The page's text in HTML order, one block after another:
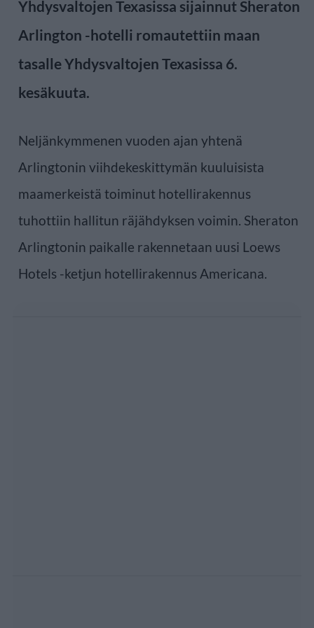
Yhdysvaltojen Texasissa sijainnut Sheraton
Arlington -hotelli romautettiin maan
tasalle Yhdysvaltojen Texasissa 6.
kesäkuuta.
Neljänkymmenen vuoden ajan yhtenä
Arlingtonin viihdekeskittymän kuuluisista
maamerkeistä toiminut hotellirakennus
tuhottiin hallitun räjähdyksen voimin. Sheraton
Arlingtonin paikalle rakennetaan uusi Loews
Hotels -ketjun hotellirakennus Americana.